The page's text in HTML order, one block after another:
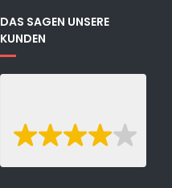
DAS SAGEN UNSERE
KUNDEN